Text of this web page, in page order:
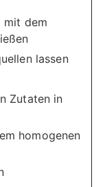
mit dem
lassen
Zutaten in
homogenen